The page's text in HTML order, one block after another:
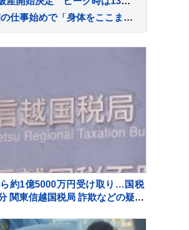
【 AYA 】〝産後1ヵ月半〟驚きの筋肉 再開の仕事始めで「身体をここまで戻せる事が出来た秘密」を披露
ら約1億5000万円受け取り…国税
関東信越国税局 詐欺などの疑い